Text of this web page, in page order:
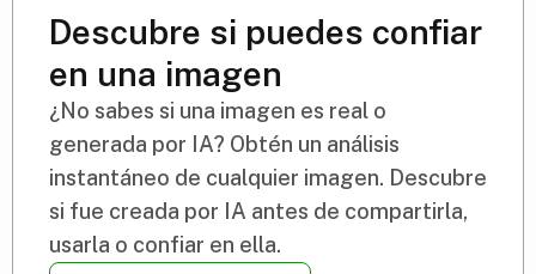
Descubre si puedes confiar
en una imagen
¿No sabes si una imagen es real o
generada por IA? Obtén un análisis
instantáneo de cualquier imagen. Descubre
si fue creada por IA antes de compartirla,
usarla o confiar en ella.